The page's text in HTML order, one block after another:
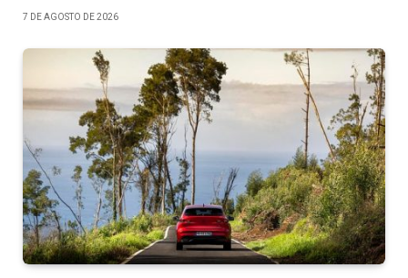
7 DE AGOSTO DE 2026